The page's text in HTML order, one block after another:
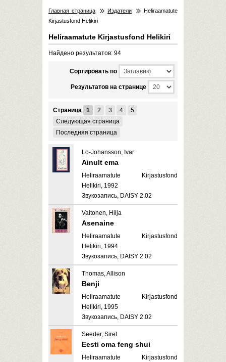
Главная страница Издатели
Heliraamatute
Kirjastusfond Helikiri
Heliraamatute Kirjastusfond Helikiri
Найдено результатов: 94
Cортировать по
Результатов на странице
Страница 1 2 3 4
5
Следующая страница
Последняя страница
Lo-Johansson, Ivar
Ainult ema
Heliraamatute Kirjastusfond
Helikiri, 1992
Звукозапись, DAISY 2.02
Valtonen, Hilja
Asenaine
Heliraamatute Kirjastusfond
Helikiri, 1994
Звукозапись, DAISY 2.02
Thomas, Allison
Benji
Heliraamatute Kirjastusfond
Helikiri, 1995
Звукозапись, DAISY 2.02
Seeder, Siret
Eesti oma feng shui
Heliraamatute Kirjastusfond